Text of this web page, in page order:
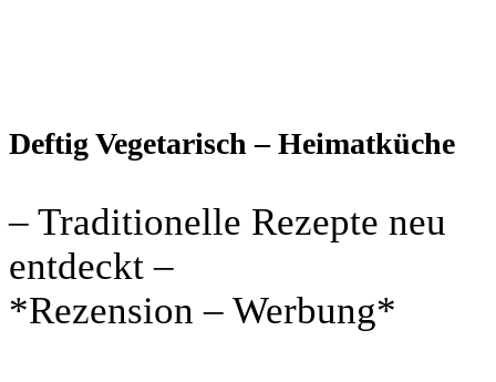
Deftig Vegetarisch – Heimatküche
– Traditionelle Rezepte neu
entdeckt –
*Rezension – Werbung*